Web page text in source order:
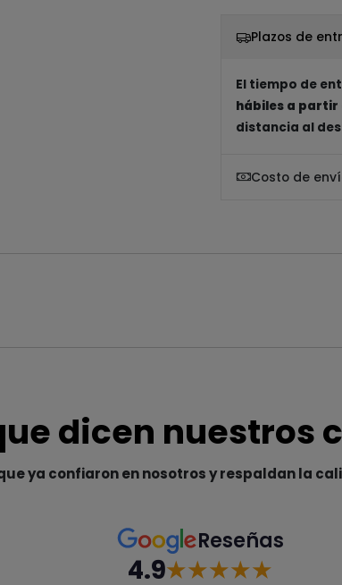
Plazos de
El tiempo de
hábiles a partir
distancia al
Costo de
dicen nuestros
ya confiaron en nosotros y respaldan la
Reseñas
4.9★★★★★